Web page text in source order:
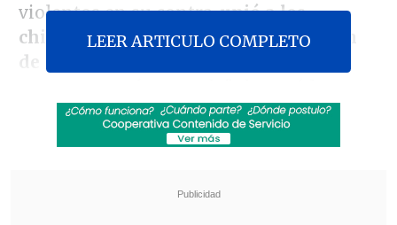
violentos en su contra,unió a los
chilenos para impedir la construcción
de dos proyectos hidroeléctricos
organización que entrega el premio.
Incendio en domicilio provocó la muerte de
LEER ARTICULO COMPLETO